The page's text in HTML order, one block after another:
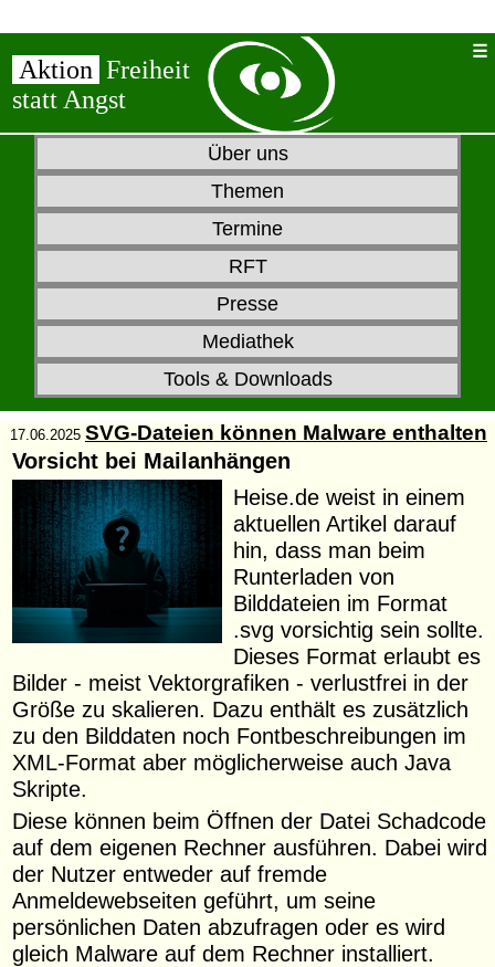
Aktion Freiheit
statt Angst
Über uns
Themen
Termine
RFT
Presse
Mediathek
Tools & Downloads
17.06.2025 SVG-Dateien können Malware enthalten
Vorsicht bei Mailanhängen
Heise.de weist in einem
aktuellen Artikel darauf
hin, dass man beim
Runterladen von
Bilddateien im Format
.svg vorsichtig sein sollte.
Dieses Format erlaubt es
Bilder - meist Vektorgrafiken - verlustfrei in der
Größe zu skalieren. Dazu enthält es zusätzlich
zu den Bilddaten noch Fontbeschreibungen im
XML-Format aber möglicherweise auch Java
Skripte.
Diese können beim Öffnen der Datei Schadcode
auf dem eigenen Rechner ausführen. Dabei wird
der Nutzer entweder auf fremde
Anmeldewebseiten geführt, um seine
persönlichen Daten abzufragen oder es wird
gleich Malware auf dem Rechner installiert.